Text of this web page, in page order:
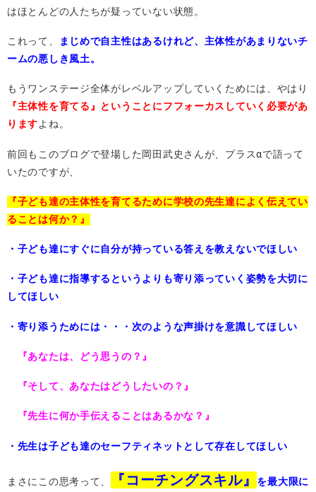
はほとんどの人たちが疑っていない状態。
これって、
まじめで自主性はあるけれど、主体性があまりないチ
ームの悪しき風土。
もうワンステージ全体がレベルアップしていくためには、やはり
『主体性を育てる』ということにフフォーカスしていく必要があ
りますよね。
前回もこのブログで登場した岡田武史さんが、プラスαで語って
いたのですが、
『子ども達の主体性を育てるために学校の先生達によく伝えてい
ることは何か？』
・子ども達にすぐに自分が持っている答えを教えないでほしい
・子ども達に指導するというよりも寄り添っていく姿勢を大切に
してほしい
・寄り添うためには・・・次のような声掛けを意識してほしい
『あなたは、どう思うの？』
『そして、あなたはどうしたいの？』
『先生に何か手伝えることはあるかな？』
・先生は子ども達のセーフティネットとして存在してほしい
まさにこの思考って、 『コーチングスキル』 を最大限に